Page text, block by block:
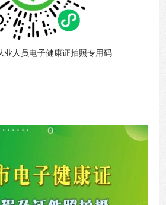
业人员电子健康证拍照专用码